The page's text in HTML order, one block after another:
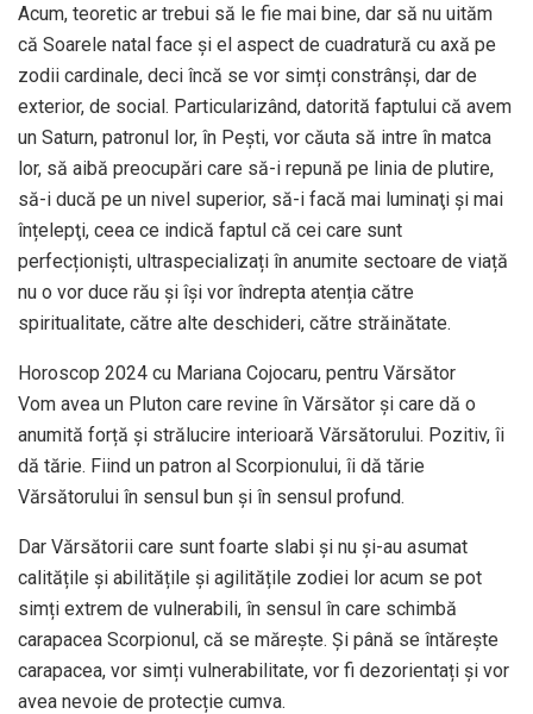
Acum, teoretic ar trebui să le fie mai bine, dar să nu uităm
că Soarele natal face și el aspect de cuadratură cu axă pe
zodii cardinale, deci încă se vor simți constrânși, dar de
exterior, de social. Particularizând, datorită faptului că avem
un Saturn, patronul lor, în Pești, vor căuta să intre în matca
lor, să aibă preocupări care să-i repună pe linia de plutire,
să-i ducă pe un nivel superior, să-i facă mai luminaţi și mai
înțelepţi, ceea ce indică faptul că cei care sunt
perfecționiști, ultraspecializați în anumite sectoare de viață
nu o vor duce rău și își vor îndrepta atenția către
spiritualitate, către alte deschideri, către străinătate.
Horoscop 2024 cu Mariana Cojocaru, pentru Vărsător
Vom avea un Pluton care revine în Vărsător și care dă o
anumită forță și strălucire interioară Vărsătorului. Pozitiv, îi
dă tărie. Fiind un patron al Scorpionului, îi dă tărie
Vărsătorului în sensul bun și în sensul profund.
Dar Vărsătorii care sunt foarte slabi și nu și-au asumat
calitățile și abilitățile și agilitățile zodiei lor acum se pot
simți extrem de vulnerabili, în sensul în care schimbă
carapacea Scorpionul, că se mărește. Şi până se întărește
carapacea, vor simți vulnerabilitate, vor fi dezorientați și vor
avea nevoie de protecție cumva.